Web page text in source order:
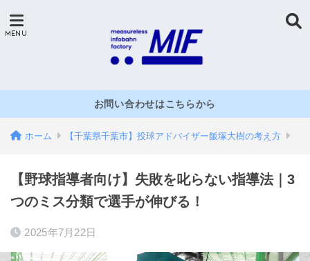
お問い合わせはこちらから
ホーム 【千葉県千葉市】投球アドバイザー飯塚大樹の考え方
【野球指導者向け】失敗を叱らない指導法｜3
つのミス分類で選手が伸びる！
2025年7月22日